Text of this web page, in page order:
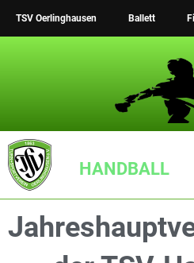
Zum
Inhalt
TSV Oerlinghausen Ballett
HANDBALL